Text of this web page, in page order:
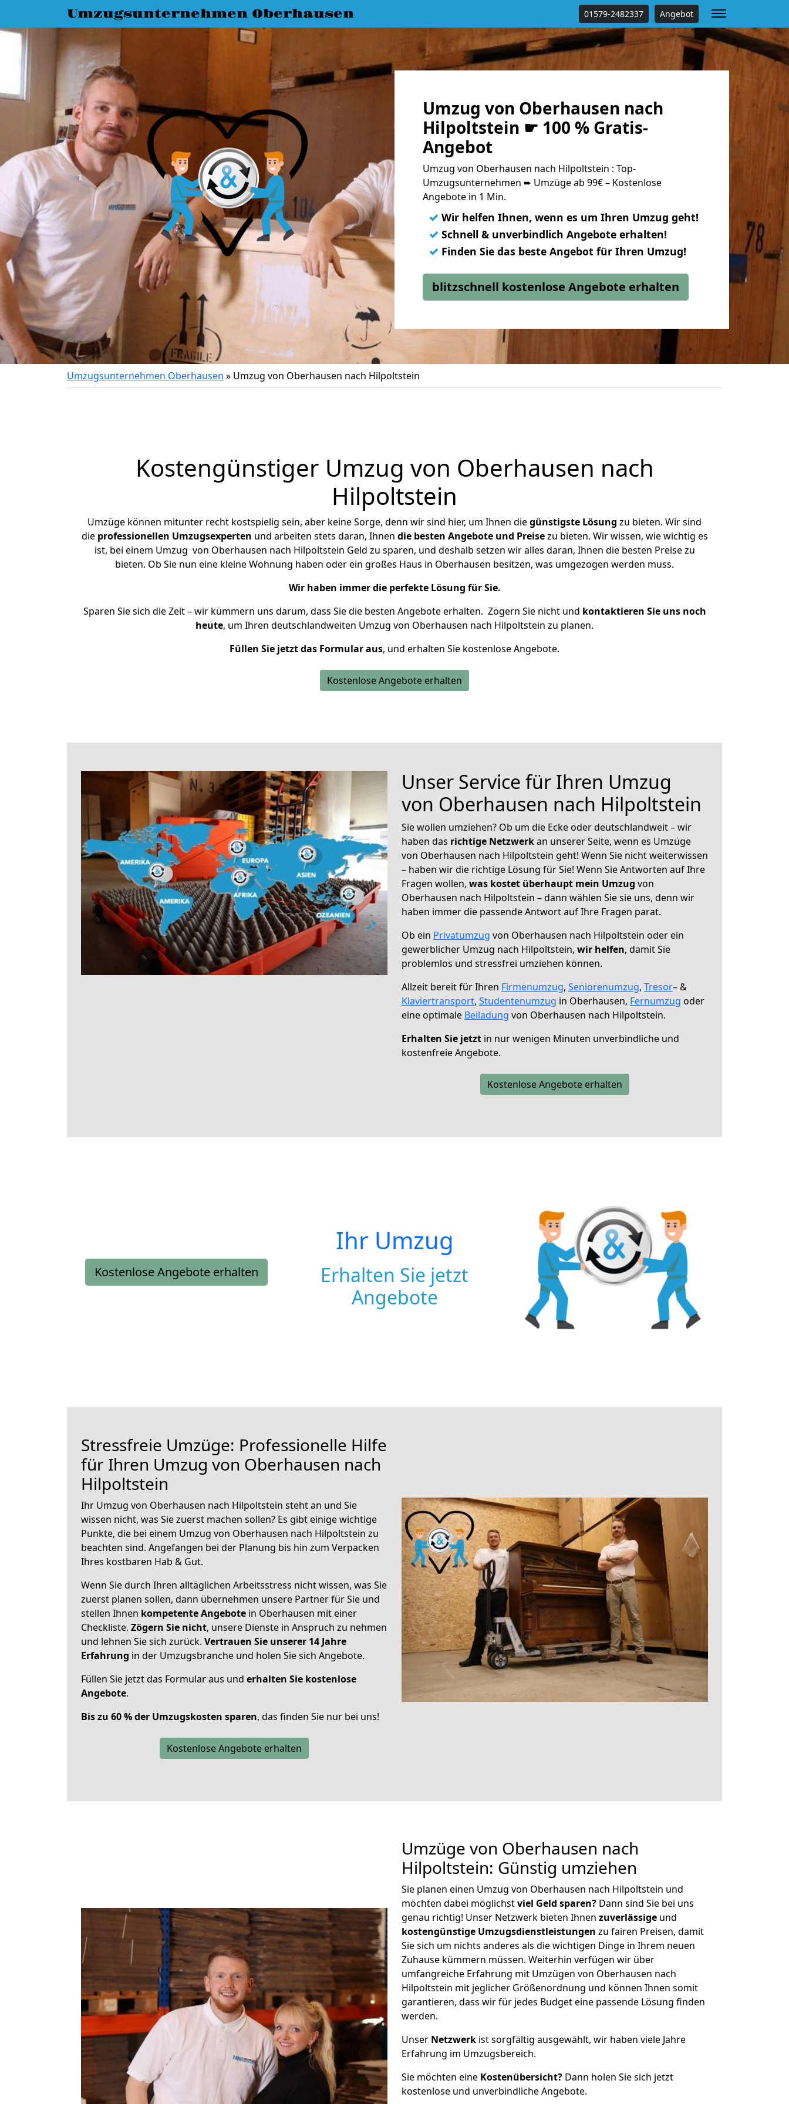
Umzugsunternehmen Oberhausen 01579-2482337 Angebot
Umzug von Oberhausen nach
Hilpoltstein ☛ 100 % Gratis-
Angebot
Umzug von Oberhausen nach Hilpoltstein : Top-
Umzugsunternehmen ➨ Umzüge ab 99€ – Kostenlose
Angebote in 1 Min.
✓ Wir helfen Ihnen, wenn es um Ihren Umzug geht!
✓ Schnell & unverbindlich Angebote erhalten!
✓ Finden Sie das beste Angebot für Ihren Umzug!
blitzschnell kostenlose Angebote erhalten
Umzugsunternehmen Oberhausen » Umzug von Oberhausen nach Hilpoltstein
Kostengünstiger Umzug von Oberhausen nach
Hilpoltstein
Umzüge können mitunter recht kostspielig sein, aber keine Sorge, denn wir sind hier, um Ihnen diegünstigste Lösung zu bieten. Wir sind
die professionellen Umzugsexperten und arbeiten stets daran, Ihnen die besten Angebote und Preisezu bieten. Wir wissen, wie wichtig es
ist, bei einem Umzug von Oberhausen nach Hilpoltstein Geld zu sparen, und deshalb setzen wir alles daran, Ihnen die besten Preise zu
bieten. Ob Sie nun eine kleine Wohnung haben oder ein großes Haus in Oberhausen besitzen, was umgezogen werden muss.
Wir haben immer die perfekte Lösung für Sie.
Sparen Sie sich die Zeit – wir kümmern uns darum, dass Sie die besten Angebote erhalten. Zögern Sie nicht und kontaktieren Sie uns noch
heute, um Ihren deutschlandweiten Umzug von Oberhausen nach Hilpoltstein zu planen.
Füllen Sie jetzt das Formular aus, und erhalten Sie kostenlose Angebote.
Kostenlose Angebote erhalten
Unser Service für Ihren Umzug
von Oberhausen nach Hilpoltstein
Sie wollen umziehen? Ob um die Ecke oder deutschlandweit – wir
haben das richtige Netzwerkan unserer Seite, wenn es Umzüge
von Oberhausen nach Hilpoltstein geht! Wenn Sie nicht weiterwissen
– haben wir die richtige Lösung für Sie! Wenn Sie Antworten auf Ihre
Fragen wollen, was kostet überhaupt mein Umzug von
Oberhausen nach Hilpoltstein – dann wählen Sie sie uns, denn wir
haben immer die passende Antwort auf Ihre Fragen parat.
Ob ein Privatumzug von Oberhausen nach Hilpoltstein oder ein
gewerblicher Umzug nach Hilpoltstein, wir helfen, damit Sie
problemlos und stressfrei umziehen können.
Allzeit bereit für Ihren Firmenumzug, Seniorenumzug, Tresor– &
Klaviertransport, Studentenumzug in Oberhausen, Fernumzug oder
eine optimale Beiladung von Oberhausen nach Hilpoltstein.
Erhalten Sie jetzt in nur wenigen Minuten unverbindliche und
kostenfreie Angebote.
Kostenlose Angebote erhalten
Kostenlose Angebote erhalten
Ihr Umzug
Erhalten Sie jetzt
Angebote
Stressfreie Umzüge: Professionelle Hilfe
für Ihren Umzug von Oberhausen nach
Hilpoltstein
Ihr Umzug von Oberhausen nach Hilpoltstein steht an und Sie
wissen nicht, was Sie zuerst machen sollen? Es gibt einige wichtige
Punkte, die bei einem Umzug von Oberhausen nach Hilpoltstein zu
beachten sind. Angefangen bei der Planung bis hin zum Verpacken
Ihres kostbaren Hab & Gut.
Wenn Sie durch Ihren alltäglichen Arbeitsstress nicht wissen, was Sie
zuerst planen sollen, dann übernehmen unsere Partner für Sie und
stellen Ihnen kompetente Angebote in Oberhausen mit einer
Checkliste. Zögern Sie nicht, unsere Dienste in Anspruch zu nehmen
und lehnen Sie sich zurück. Vertrauen Sie unserer 14 Jahre
Erfahrung in der Umzugsbranche und holen Sie sich Angebote.
Füllen Sie jetzt das Formular aus und erhalten Sie kostenlose
Angebote.
Bis zu 60 % der Umzugskosten sparen, das finden Sie nur bei uns!
Kostenlose Angebote erhalten
Umzüge von Oberhausen nach
Hilpoltstein: Günstig umziehen
Sie planen einen Umzug von Oberhausen nach Hilpoltstein und
möchten dabei möglichstviel Geld sparen? Dann sind Sie bei uns
genau richtig! Unser Netzwerk bieten Ihnen zuverlässige und
kostengünstige Umzugsdienstleistungen zu fairen Preisen, damit
Sie sich um nichts anderes als die wichtigen Dinge in Ihrem neuen
Zuhause kümmern müssen. Weiterhin verfügen wir über
umfangreiche Erfahrung mit Umzügen von Oberhausen nach
Hilpoltstein mit jeglicher Größenordnung und können Ihnen somit
garantieren, dass wir für jedes Budget eine passende Lösung finden
werden.
Unser Netzwerk ist sorgfältig ausgewählt, wir haben viele Jahre
Erfahrung im Umzugsbereich.
Sie möchten eine Kostenübersicht? Dann holen Sie sich jetzt
kostenlose und unverbindliche Angebote.